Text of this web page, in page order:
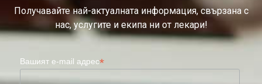
Получавайте най-актуалната информация, свързана с
нас, услугите и екипа ни от лекари!
Вашият e-mail адрес*